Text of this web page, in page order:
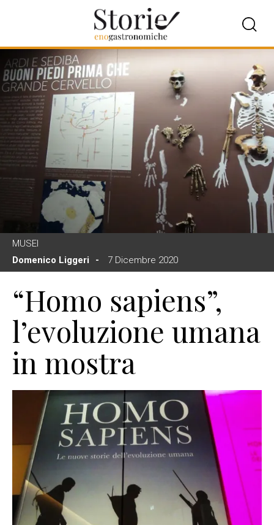
MUSEI
Domenico Liggeri
7 Dicembre 2020
“Homo sapiens”,
l’evoluzione umana
in mostra